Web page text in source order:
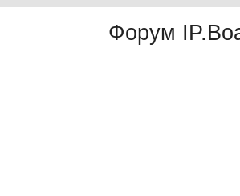
Форум